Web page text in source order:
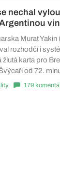
nechal
Murat
rozhodčí i
žlutá karta pro
od 72.
179